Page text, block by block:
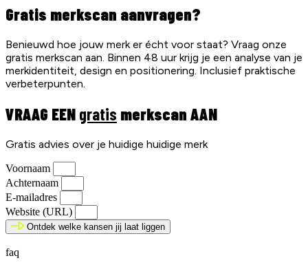
Gratis merkscan aanvragen?
Benieuwd hoe jouw merk er écht voor staat? Vraag onze
gratis merkscan aan. Binnen 48 uur krijg je een analyse van je
merkidentiteit, design en positionering. Inclusief praktische
verbeterpunten.
VRAAG EEN gratis merkscan AAN
Gratis advies over je huidige huidige merk
Voornaam
Achternaam
E-mailadres
Website (URL)
Ontdek welke kansen jij laat liggen
faq